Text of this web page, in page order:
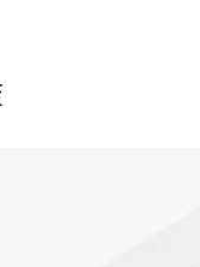
接进入循环展示导航